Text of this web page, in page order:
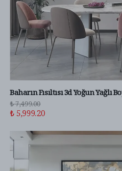
Baharın Fısıltısı 3d Yoğun Yağlı
₺ 7,499.00
₺ 5,999.20